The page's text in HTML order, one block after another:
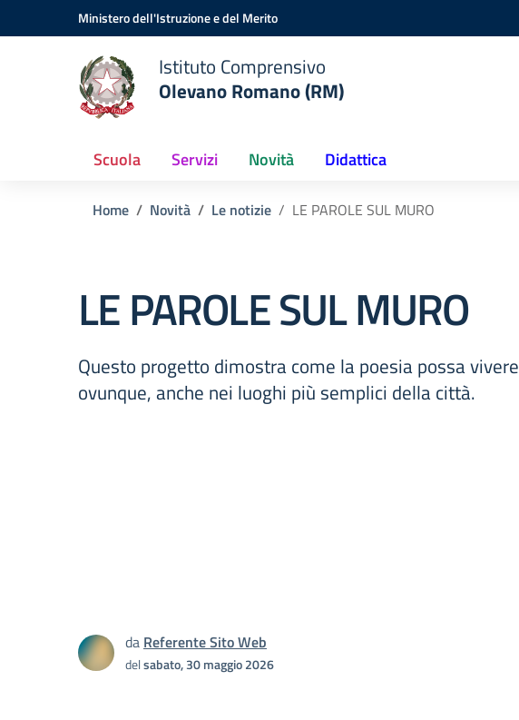
Vai ai contenuti
Vai al menu di navigazioneMinistero dell'Istruzione e del Merito
Istituto Comprensivo
Olevano Romano (RM)
Scuola Servizi Novità Didattica
Home Novità Le notizie LE PAROLE SUL MURO
LE PAROLE SUL MURO
Questo progetto dimostra come la poesia possa vivere
ovunque, anche nei luoghi più semplici della città.
da Referente Sito Web
delsabato, 30 maggio 2026